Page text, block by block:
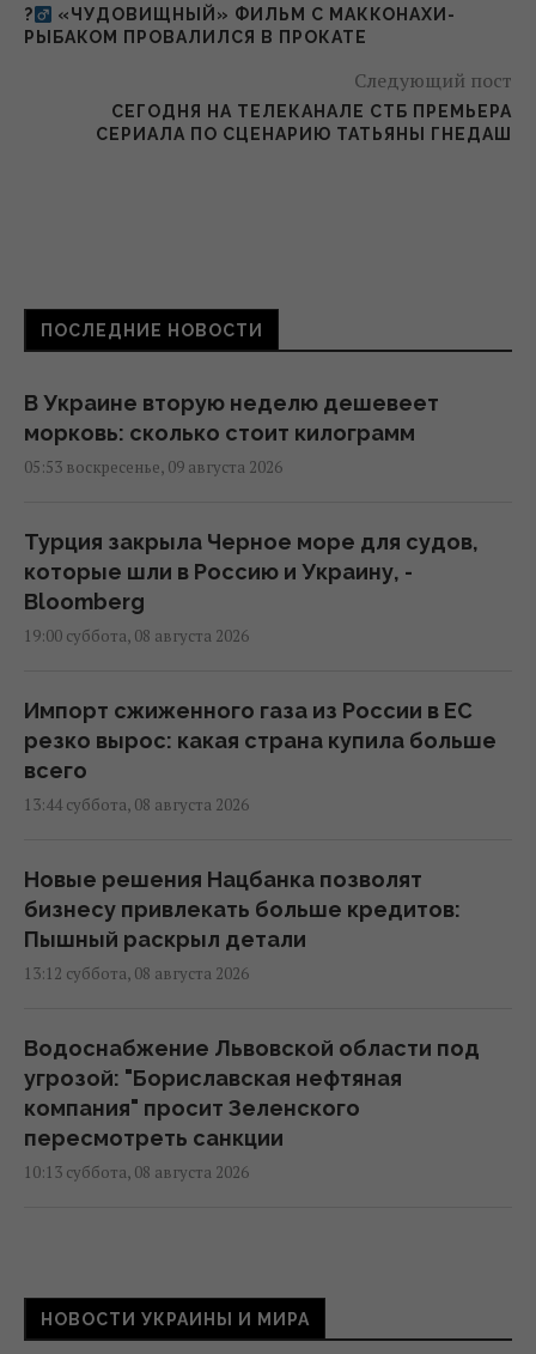
?‍
«ЧУДОВИЩНЫЙ» ФИЛЬМ С МАККОНАХИ-
РЫБАКОМ ПРОВАЛИЛСЯ В ПРОКАТЕ
Следующий пост
СЕГОДНЯ НА ТЕЛЕКАНАЛЕ СТБ ПРЕМЬЕРА
СЕРИАЛА ПО СЦЕНАРИЮ ТАТЬЯНЫ ГНЕДАШ
ПОСЛЕДНИЕ НОВОСТИ
В Украине вторую неделю дешевеет
морковь: сколько стоит килограмм
05:53 воскресенье, 09 августа 2026
Турция закрыла Черное море для судов,
которые шли в Россию и Украину, -
Bloomberg
19:00 суббота, 08 августа 2026
Импорт сжиженного газа из России в ЕС
резко вырос: какая страна купила больше
всего
13:44 суббота, 08 августа 2026
Новые решения Нацбанка позволят
бизнесу привлекать больше кредитов:
Пышный раскрыл детали
13:12 суббота, 08 августа 2026
Водоснабжение Львовской области под
угрозой: "Бориславская нефтяная
компания" просит Зеленского
пересмотреть санкции
10:13 суббота, 08 августа 2026
репараций
04:37 суббота, 08 августа 2026
НОВОСТИ УКРАИНЫ И МИРА